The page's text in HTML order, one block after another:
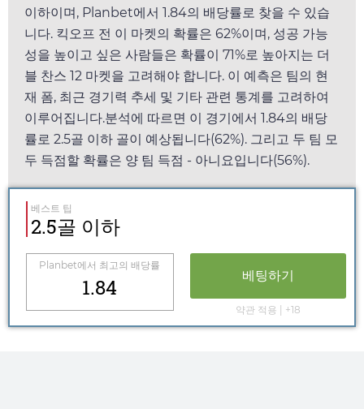
이하이며, Planbet에서 1.84의 배당률로 찾을 수 있습
니다. 킥오프 전 이 마켓의 확률은 62%이며, 성공 가능
성을 높이고 싶은 사람들은 확률이 71%로 높아지는 더
블 찬스 12 마켓을 고려해야 합니다. 이 예측은 팀의 현
재 폼, 최근 경기력 추세 및 기타 관련 통계를 고려하여
이루어집니다.분석에 따르면 이 경기에서 1.84의 배당
률로 2.5골 이하 골이 예상됩니다(62%). 그리고 두 팀 모
두 득점할 확률은 양 팀 득점 - 아니요입니다(56%).
베스트 팁
2.5골 이하
Planbet에서 최고의 배당률
1.84 베팅하기
약관 적용 | +18